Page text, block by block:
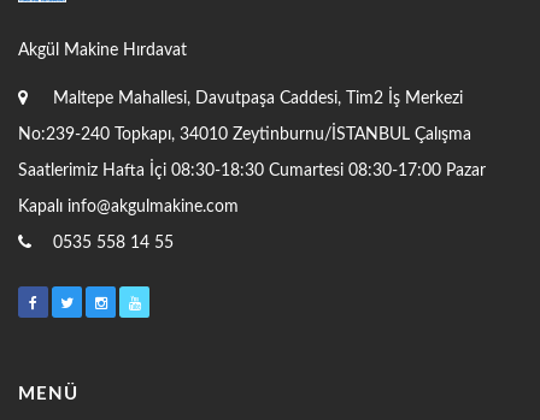
Akgül Makine Hırdavat
Maltepe Mahallesi, Davutpaşa Caddesi, Tim2 İş Merkezi
No:239-240 Topkapı, 34010 Zeytinburnu/İSTANBUL Çalışma
Saatlerimiz Hafta İçi 08:30-18:30 Cumartesi 08:30-17:00 Pazar
Kapalı info@akgulmakine.com
0535 558 14 55
MENÜ